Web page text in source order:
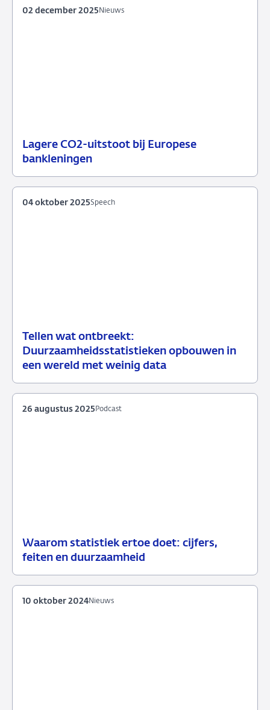
Lagere CO2-uitstoot bij Europese
bankleningen
02
Nieuws
Nieuws
02 december 2025
Tellen wat ontbreekt:
Duurzaamheidsstatistieken opbouwen in
een wereld met weinig data
04
oktober
Speech
Speech
04 oktober 2025
Waarom statistiek ertoe doet: cijfers,
feiten en duurzaamheid
26
Podcast
Podcast
26 augustus 2025
Nieuws
10 oktober 2024